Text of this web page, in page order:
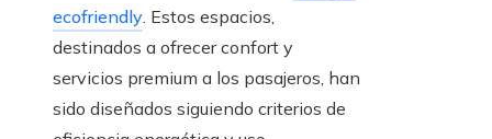
ecofriendly . Estos espacios,
destinados a ofrecer confort y
servicios premium a los pasajeros, han
sido diseñados siguiendo criterios de